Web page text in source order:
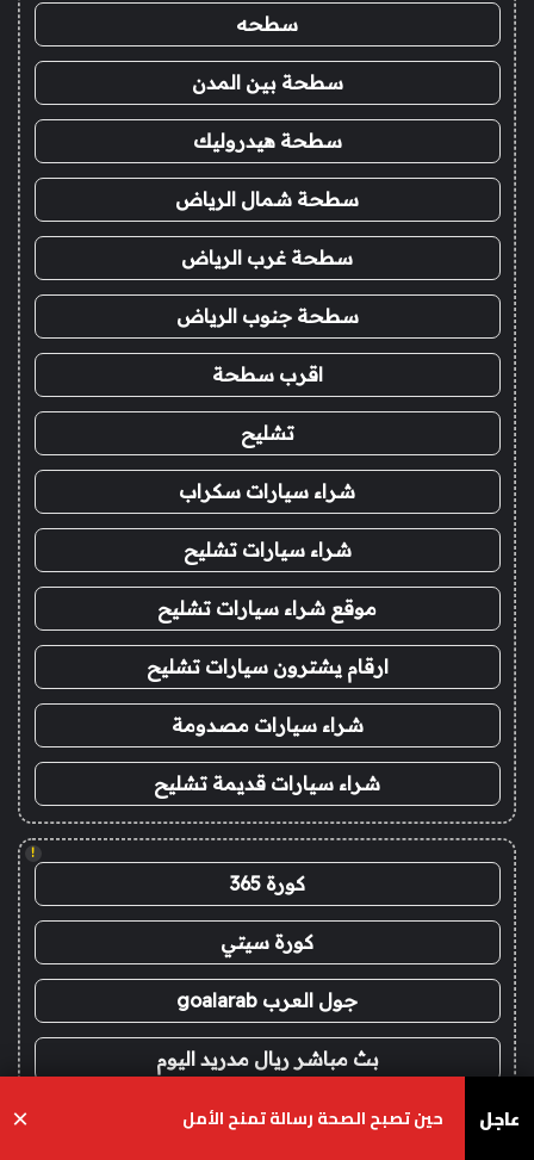
سطحه
سطحة بين المدن
سطحة هيدروليك
سطحة شمال الرياض
سطحة غرب الرياض
سطحة جنوب الرياض
اقرب سطحة
تشليح
شراء سيارات سكراب
شراء سيارات تشليح
موقع شراء سيارات تشليح
ارقام يشترون سيارات تشليح
شراء سيارات مصدومة
شراء سيارات قديمة تشليح
!
كورة 365
كورة سيتي
جول العرب goalarab
بث مباشر ريال مدريد اليوم
يلا لايف عاجل حين تصبح الصحة رسالة تمنح الأمل ×